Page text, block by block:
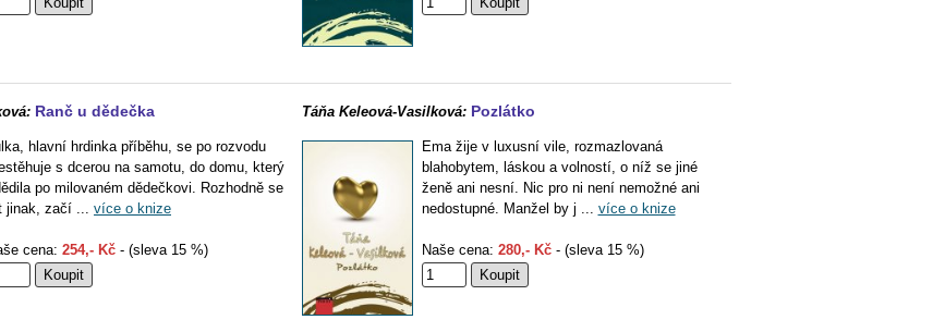
Ranč u dědečka
hlavní hrdinka příběhu, se po rozvodu
s dcerou na samotu, do domu, který
po milovaném dědečkovi. Rozhodně se
jinak, začí ... více o knize
cena: 254,- Kč - (sleva 15 %)
Táňa Keleová-Vasilková: Pozlátko
Ema žije v luxusní vile, rozmazlovaná
blahobytem, láskou a volností, o níž se jiné
ženě ani nesní. Nic pro ni není nemožné ani
nedostupné. Manžel by j ... více o knize
Naše cena: 280,- Kč- (sleva 15 %)